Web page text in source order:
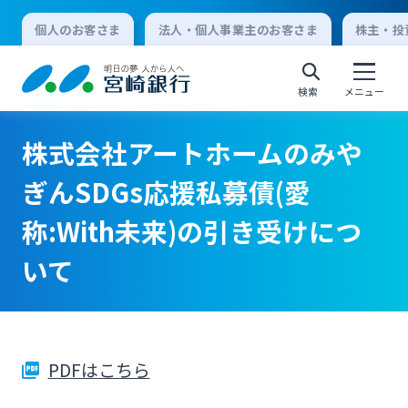
個人のお客さま 法人・個人事業主のお客さま 株主・
検索 メニュー
個人向けインターネットバンキング
ログオン
法人向けインターネットバンキング
株式会社アートホームのみや
ぎんSDGs応援私募債(愛
称:With未来)の引き受けにつ
いて
PDFはこちら